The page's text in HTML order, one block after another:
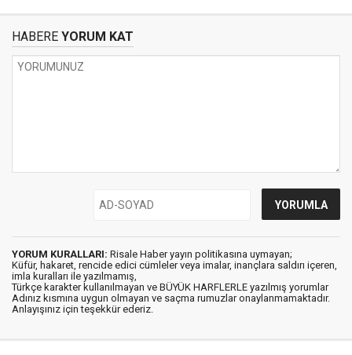
HABERE YORUM KAT
YORUM KURALLARI: Risale Haber yayın politikasına uymayan;
Küfür, hakaret, rencide edici cümleler veya imalar, inançlara saldırı içeren,
imla kuralları ile yazılmamış,
Türkçe karakter kullanılmayan ve BÜYÜK HARFLERLE yazılmış yorumlar
Adınız kısmına uygun olmayan ve saçma rumuzlar onaylanmamaktadır.
Anlayışınız için teşekkür ederiz.